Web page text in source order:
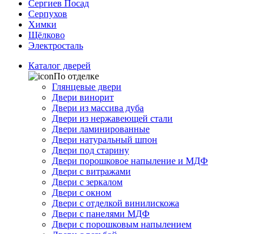
Сергиев Посад
Серпухов
Химки
Щёлково
Электросталь
Каталог дверей
По отделке
Глянцевые двери
Двери винорит
Двери из массива дуба
Двери из нержавеющей стали
Двери ламинированные
Двери натуральный шпон
Двери под старину
Двери порошковое напыление и МДФ
Двери с витражами
Двери с зеркалом
Двери с окном
Двери с отделкой винилискожа
Двери с панелями МДФ
Двери с порошковым напылением